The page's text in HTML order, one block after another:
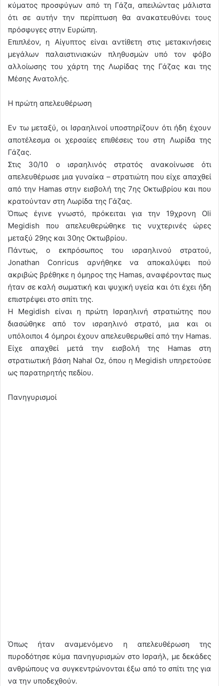
κύματος προσφύγων από τη Γάζα, απειλώντας μάλιστα
ότι σε αυτήν την περίπτωση θα ανακατευθύνει τους
πρόσφυγες στην Ευρώπη.
Επιπλέον, η Αίγυπτος είναι αντίθετη στις μετακινήσεις
μεγάλων παλαιστινιακών πληθυσμών υπό τον φόβο
αλλοίωσης του χάρτη της Λωρίδας της Γάζας και της
Μέσης Ανατολής.
Η πρώτη απελευθέρωση
Εν τω μεταξύ, οι Ισραηλινοί υποστηρίζουν ότι ήδη έχουν
αποτέλεσμα οι χερσαίες επιθέσεις του στη Λωρίδα της
Γάζας.
Στις 30/10 ο ισραηλινός στρατός ανακοίνωσε ότι
απελευθέρωσε μια γυναίκα – στρατιώτη που είχε απαχθεί
από την Hamas στην εισβολή της 7ης Οκτωβρίου και που
κρατούνταν στη Λωρίδα της Γάζας.
Όπως έγινε γνωστό, πρόκειται για την 19χρονη Oli
Megidish που απελευθερώθηκε τις νυχτερινές ώρες
μεταξύ 29ης και 30ης Οκτωβρίου.
Πάντως, ο εκπρόσωπος του ισραηλινού στρατού,
Jonathan Conricus αρνήθηκε να αποκαλύψει πού
ακριβώς βρέθηκε η όμηρος της Hamas, αναφέροντας πως
ήταν σε καλή σωματική και ψυχική υγεία και ότι έχει ήδη
επιστρέψει στο σπίτι της.
Η Megidish είναι η πρώτη Ισραηλινή στρατιώτης που
διασώθηκε από τον ισραηλινό στρατό, μια και οι
υπόλοιποι 4 όμηροι έχουν απελευθερωθεί από την Hamas.
Είχε απαχθεί μετά την εισβολή της Hamas στη
στρατιωτική βάση Nahal Oz, όπου η Megidish υπηρετούσε
ως παρατηρητής πεδίου.
Πανηγυρισμοί
Όπως ήταν αναμενόμενο η απελευθέρωση της
πυροδότησε κύμα πανηγυρισμών στο Ισραήλ, με δεκάδες
ανθρώπους να συγκεντρώνονται έξω από το σπίτι της για
να την υποδεχθούν.